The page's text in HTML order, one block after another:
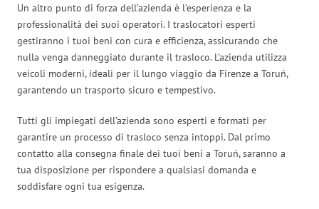
Un altro punto di forza dell’azienda è l’esperienza e la
professionalità dei suoi operatori. I traslocatori esperti
gestiranno i tuoi beni con cura e efficienza, assicurando che
nulla venga danneggiato durante il trasloco. L’azienda utilizza
veicoli moderni, ideali per il lungo viaggio da Firenze a Toruń,
garantendo un trasporto sicuro e tempestivo.
Tutti gli impiegati dell’azienda sono esperti e formati per
garantire un processo di trasloco senza intoppi. Dal primo
contatto alla consegna finale dei tuoi beni a Toruń, saranno a
tua disposizione per rispondere a qualsiasi domanda e
soddisfare ogni tua esigenza.